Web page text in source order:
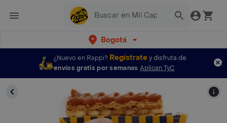
Bogotá
¿Nuevo en Rappi? Regístratey disfruta de
envíos gratis por semanas Aplican TyC